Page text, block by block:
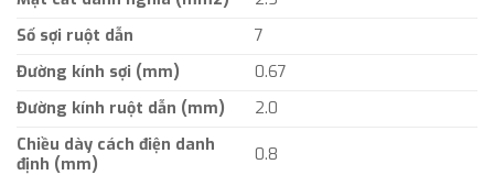
Số sợi ruột dẫn
7
Đường kính sợi (mm)
0.67
Đường kính ruột dẫn (mm)
2.0
Chiều dày cách điện danh
định (mm)
0.8